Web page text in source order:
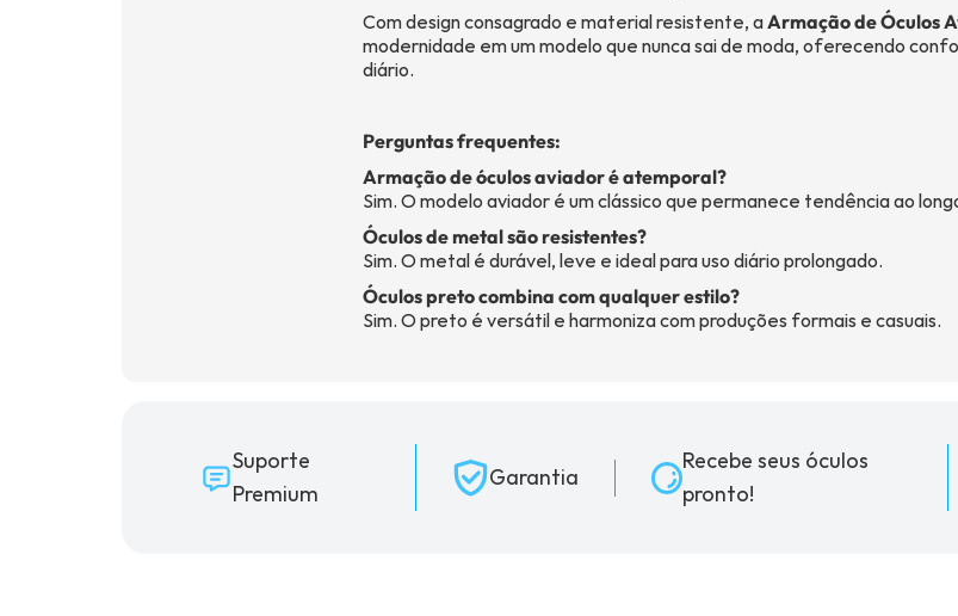
Com design consagrado e material resistente, aArmação de Óculos
modernidade em um modelo que nunca sai de moda, oferecendo
diário.
Perguntas frequentes:
Armação de óculos aviador é atemporal?
Sim. O modelo aviador é um clássico que permanece tendência ao
Óculos de metal são resistentes?
Sim. O metal é durável, leve e ideal para uso diário prolongado.
Óculos preto combina com qualquer estilo?
Sim. O preto é versátil e harmoniza com produções formais e casuais.
Suporte
Premium
Garantia
Recebe seus óculos
pronto!